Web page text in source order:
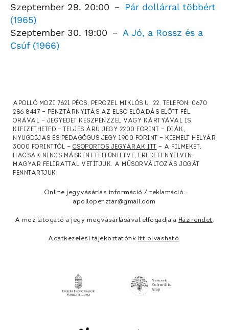
Szeptember 29. 20:00 － Pár dollárral többért
(1965)
Szeptember 30. 19:00 － A Jó, a Rossz és a
Csúf (1966)
APOLLÓ MOZI 7621 PÉCS, PERCZEL MIKLÓS U. 22. TELEFON: 0670
286 8447 — PÉNZTÁRNYITÁS AZ ELSŐ ELŐADÁS ELŐTT FÉL
ÓRÁVAL — JEGYEDET KÉSZPÉNZZEL VAGY KÁRTYÁVAL IS
KIFIZETHETED — TELJES ÁRÚ JEGY 2200 FORINT — DIÁK,
NYUGDÍJAS ÉS PEDAGÓGUS JEGY 1900 FORINT — KIEMELT HELYÁR
3000 FORINTTÓL — CSOPORTOS JEGYÁRAK ITT
— A FILMEKET,
HACSAK NINCS MÁSKÉNT FELTÜNTETVE, EREDETI NYELVEN,
MAGYAR FELIRATTAL VETÍTJÜK. A MŰSORVÁLTOZÁS JOGÁT
FENNTARTJUK.
Online jegyvásárlás információ / reklamáció:
apollopenztar@gmail.com
A mozilátogató a jegy megvásárlásával elfogadja a Házirendet.
Adatkezelési tájékoztatónk itt olvasható.